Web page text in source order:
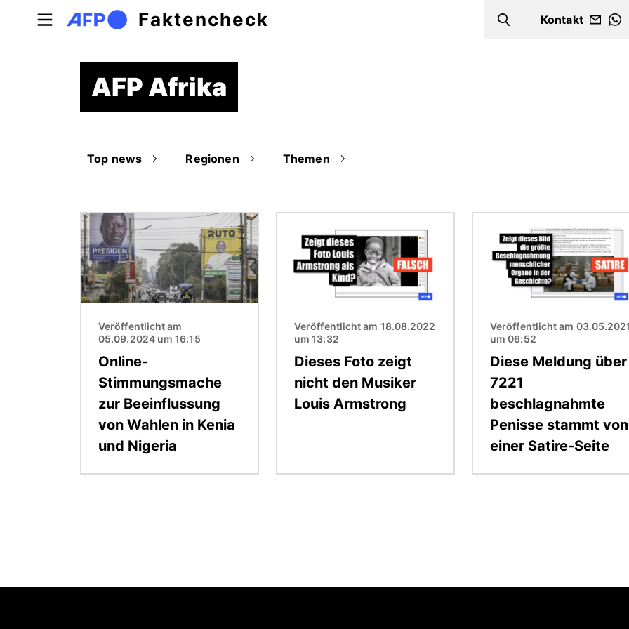
Faktencheck Search
Kontakt
AFP Afrika
Top news Regionen Themen
Bild
Veröffentlicht am
05.09.2024 um 16:15
Online-
Stimmungsmache
zur Beeinflussung
von Wahlen in Kenia
und Nigeria
Veröffentlicht am 18.08.2022
um 13:32
Dieses Foto zeigt
nicht den Musiker
Louis Armstrong
Veröffentlicht am
um 06:52
Diese Meldung über
7221
beschlagnahmte
Penisse stammt von
einer Satire-Seite